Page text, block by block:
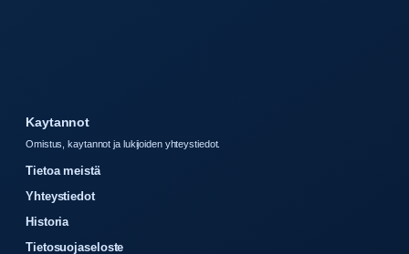
Kaytannot
Omistus, kaytannot ja lukijoiden yhteystiedot.
Tietoa meistä
Yhteystiedot
Historia
Tietosuojaseloste